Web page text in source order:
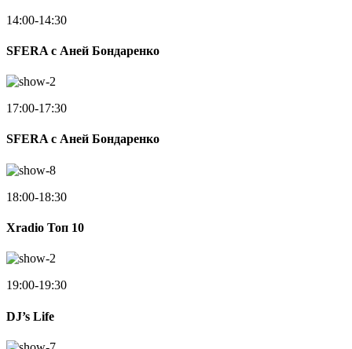
14:00-14:30
SFERA с Аней Бондаренко
17:00-17:30
SFERA с Аней Бондаренко
18:00-18:30
Xradio Топ 10
19:00-19:30
DJ’s Life